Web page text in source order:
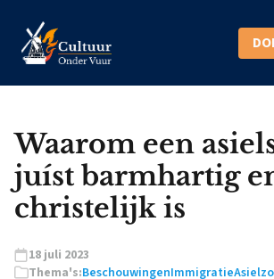
Waarom een
juíst barmhartig
christelijk is
18 juli 2023
Thema's:BeschouwingenImmigratie